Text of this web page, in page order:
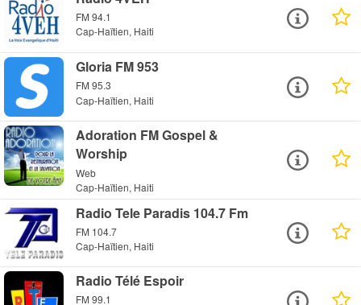
FM 94.1
Cap-Haïtien, Haiti
Gloria FM 953
FM 95.3
Cap-Haïtien, Haiti
Adoration FM Gospel &
Worship
Web
Cap-Haïtien, Haiti
Radio Tele Paradis 104.7 Fm
FM 104.7
Cap-Haïtien, Haiti
Radio Télé Espoir
FM 99.1